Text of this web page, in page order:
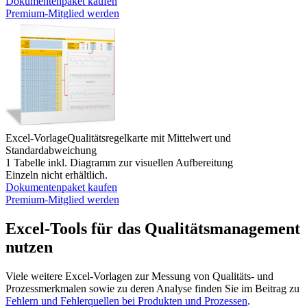
Premium-Mitglied werden
Excel-VorlageQualitätsregelkarte mit Mittelwert und
Standardabweichung
1 Tabelle inkl. Diagramm zur visuellen Aufbereitung
Einzeln nicht erhältlich.
Dokumentenpaket kaufen
Premium-Mitglied werden
Excel-Tools für das Qualitätsmanagement
nutzen
Viele weitere Excel-Vorlagen zur Messung von Qualitäts- und
Prozessmerkmalen sowie zu deren Analyse finden Sie im Beitrag zu
Fehlern und Fehlerquellen bei Produkten und Prozessen.